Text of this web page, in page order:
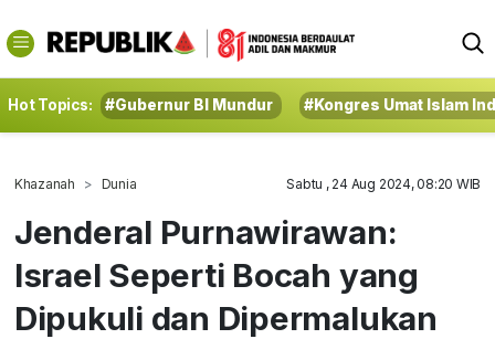
Hot Topics: #Gubernur BI Mundur #Kongres Umat Islam
Khazanah Dunia Sabtu , 24 Aug 2024, 08:20 WIB
Jenderal Purnawirawan:
Israel Seperti Bocah yang
Dipukuli dan Dipermalukan